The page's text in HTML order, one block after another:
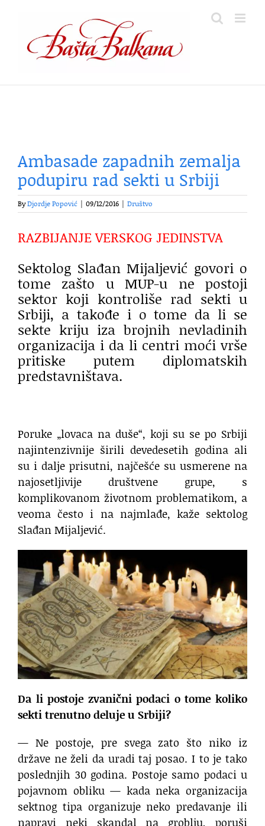
content
Ambasade zapadnih zemalja
podupiru rad sekti u Srbiji
ByDjordje Popović 09/12/2016 Društvo
RAZBIJANJE VERSKOG JEDINSTVA
Sektolog Slađan Mijaljević govori o
tome zašto u MUP-u ne postoji
sektor koji kontroliše rad sekti u
Srbiji, a takođe i o tome da li se
sekte kriju iza brojnih nevladinih
organizacija i da li centri moći vrše
pritiske putem diplomatskih
predstavništava.
Poruke „lovaca na duše“, koji su se po Srbiji
najintenzivnije širili devedesetih godina ali
su i dalje prisutni, najčešće su usmerene na
najosetljivije društvene grupe, s
komplikovanom životnom problematikom, a
veoma često i na najmlađe, kaže sektolog
Slađan Mijaljević.
Da li postoje zvanični podaci o tome koliko
sekti trenutno deluje u Srbiji?
— Ne postoje, pre svega zato što niko iz
države ne želi da uradi taj posao. I to je tako
poslednjih 30 godina. Postoje samo podaci u
pojavnom obliku — kada neka organizacija
sektnog tipa organizuje neko predavanje ili
napravi neki skandal na groblju, poruši